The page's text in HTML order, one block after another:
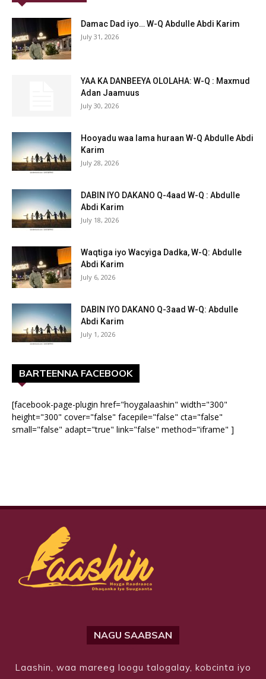
Damac Dad iyo… W-Q Abdulle Abdi Karim
July 31, 2026
YAA KA DANBEEYA OLOLAHA: W-Q : Maxmud
Adan Jaamuus
July 30, 2026
Hooyadu waa lama huraan W-Q Abdulle Abdi
Karim
July 28, 2026
DABIN IYO DAKANO Q-4aad W-Q : Abdulle
Abdi Karim
July 18, 2026
Waqtiga iyo Wacyiga Dadka, W-Q: Abdulle
Abdi Karim
July 6, 2026
DABIN IYO DAKANO Q-3aad W-Q: Abdulle
Abdi Karim
July 1, 2026
BARTEENNA FACEBOOK
[facebook-page-plugin href="hoygalaashin" width="300"
height="300" cover="false" facepile="false" cta="false"
small="false" adapt="true" link="false" method="iframe" ]
NAGU SAABSAN
Laashin, waa mareeg loogu talogalay, kobcinta iyo